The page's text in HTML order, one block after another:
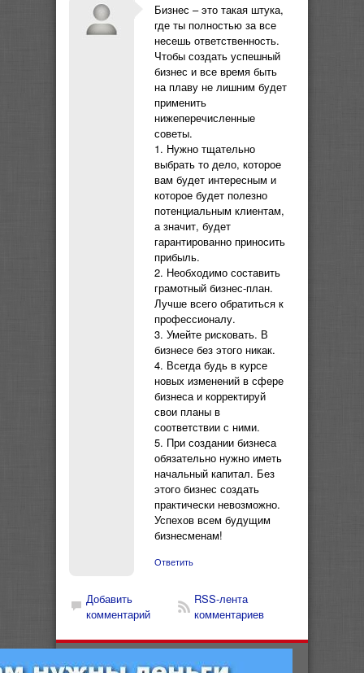
Бизнес – это такая штука,
где ты полностью за все
несешь ответственность.
Чтобы создать успешный
бизнес и все время быть
на плаву не лишним будет
применить
нижеперечисленные
советы.
1. Нужно тщательно
выбрать то дело, которое
вам будет интересным и
которое будет полезно
потенциальным клиентам,
а значит, будет
гарантированно приносить
прибыль.
2. Необходимо составить
грамотный бизнес-план.
Лучше всего обратиться к
профессионалу.
3. Умейте рисковать. В
бизнесе без этого никак.
4. Всегда будь в курсе
новых изменений в сфере
бизнеса и корректируй
свои планы в
соответствии с ними.
5. При создании бизнеса
обязательно нужно иметь
начальный капитал. Без
этого бизнес создать
практически невозможно.
Успехов всем будущим
бизнесменам!
Ответить
Добавить
комментарий
RSS-лента
комментариев